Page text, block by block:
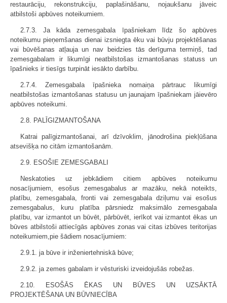
restaurāciju, rekonstrukciju, paplašināšanu, nojaukšanu jāveic
atbilstoši apbūves noteikumiem.
2.7.3. Ja kāda zemesgabala īpašniekam līdz šo apbūves
noteikumu pieņemšanas dienai izsniegta ēku vai būvju projektēšanas
vai būvēšanas atļauja un nav beidzies tās derīguma termiņš, tad
zemesgabalam ir likumīgi neatbilstošas izmantošanas statuss un
īpašnieks ir tiesīgs turpināt iesākto darbību.
2.7.4. Zemesgabala īpašnieka nomaiņa pārtrauc likumīgi
neatbilstošas izmantošanas statusu un jaunajam īpašniekam jāievēro
apbūves noteikumi.
2.8. PALĪGIZMANTOŠANA
Katrai palīgizmantošanai, arī dzīvoklim, jānodrošina piekļūšana
atsevišķa no citām izmantošanām.
2.9. ESOŠIE ZEMESGABALI
Neskatoties uz jebkādiem citiem apbūves noteikumu
nosacījumiem, esošus zemesgabalus ar mazāku, nekā noteikts,
platību, zemesgabala, fronti vai zemesgabala dziļumu vai esošus
zemesgabalus, kuru platība pārsniedz maksimālo zemesgabala
platību, var izmantot un būvēt, pārbūvēt, ierīkot vai izmantot ēkas un
būves atbilstoši attiecīgās apbūves zonas vai citas izbūves teritorijas
noteikumiem,pie šādiem nosacījumiem:
2.9.1. ja būve ir inženiertehniskā būve;
2.9.2. ja zemes gabalam ir vēsturiski izveidojušās robežas.
2.10. ESOŠĀS ĒKAS UN BŪVES UN UZSĀKTĀ
PROJEKTĒŠANA UN BŪVNIECĪBA